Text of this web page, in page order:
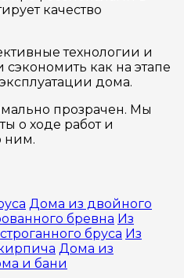
качество
технологии и
как на этапе
дома.
прозрачен. Мы
о ходе работ и
ним.
Дома из двойного
бревна Из
бруса Из
Дома из
и бани